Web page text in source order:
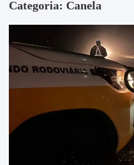
Categoria: Canela